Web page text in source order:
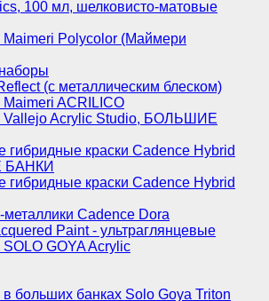
100 мл, шелковисто-матовые
Maimeri Polycolor (Маймери
(с металлическим блеском)
ACRILICO
Vallejo Acrylic Studio, БОЛЬШИЕ
гибридные краски Cadence Hybrid
БАНКИ
гибридные краски Cadence Hybrid
Cadence Dora
Paint - ультраглянцевые
GOYA Acrylic
больших банках Solo Goya Triton